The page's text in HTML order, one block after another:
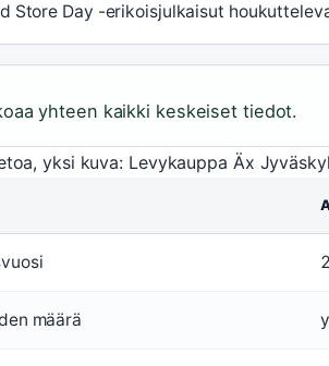
Store Day -erikoisjulkaisut
yhteen kaikki keskeiset tiedot.
yksi kuva: Levykauppa Äx
määrä